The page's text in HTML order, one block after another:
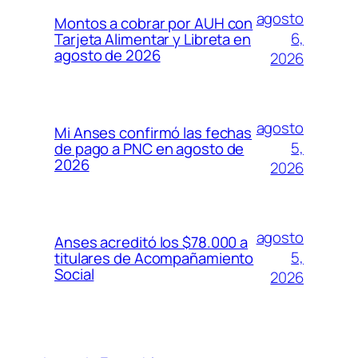
Montos a cobrar por AUH con
Tarjeta Alimentar y Libreta en
agosto de 2026
agosto
6,
2026
Mi Anses confirmó las fechas
de pago a PNC en agosto de
2026
agosto
5,
2026
Anses acreditó los $78.000 a
titulares de Acompañamiento
Social
agosto
5,
2026